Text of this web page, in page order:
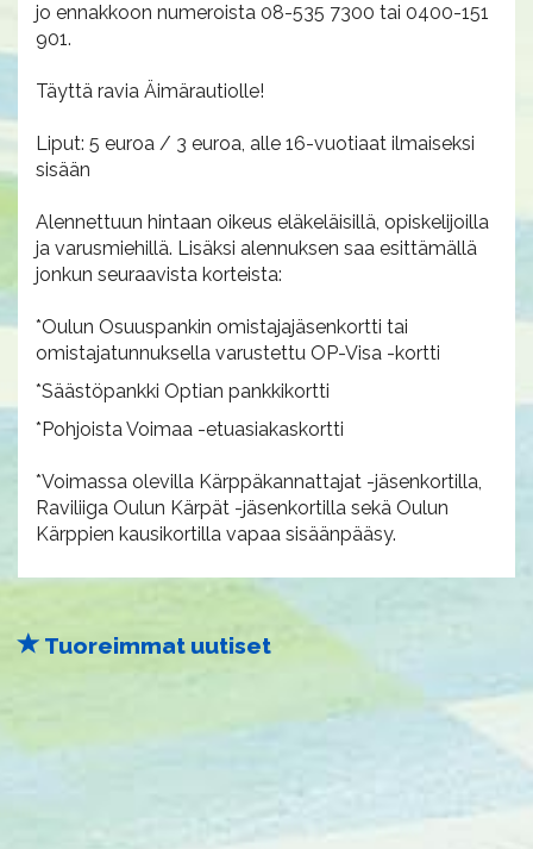
jo ennakkoon numeroista 08-535 7300 tai 0400-151
901.
Täyttä ravia Äimärautiolle!
Liput: 5 euroa / 3 euroa, alle 16-vuotiaat ilmaiseksi
sisään
Alennettuun hintaan oikeus eläkeläisillä, opiskelijoilla
ja varusmiehillä. Lisäksi alennuksen saa esittämällä
jonkun seuraavista korteista:
*Oulun Osuuspankin omistajajäsenkortti tai
omistajatunnuksella varustettu OP-Visa -kortti
*Säästöpankki Optian pankkikortti
*Pohjoista Voimaa -etuasiakaskortti
*Voimassa olevilla Kärppäkannattajat -jäsenkortilla,
Raviliiga Oulun Kärpät -jäsenkortilla sekä Oulun
Kärppien kausikortilla vapaa sisäänpääsy.
Tuoreimmat uutiset